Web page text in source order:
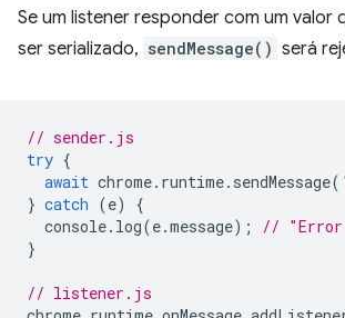
Se um listener responder com um valor
ser serializado, sendMessage() será
// sender.js
try {
await chrome. runtime. sendMessage(
} catch (e)
{
console. log(e.message);
//
}
// listener.js